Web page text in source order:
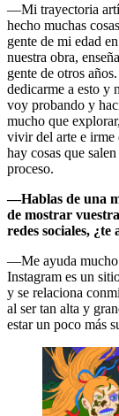
—Mi trayectoria
hecho muchas
gente de mi edad
nuestra obra,
gente de otros
dedicarme a esto y
voy probando y
mucho que
vivir del arte e irme
hay cosas que
proceso.
—Hablas de una
de mostrar
redes sociales, ¿te
—Me ayuda mucho
Instagram es un
y se relaciona
al ser tan alta y
estar un poco más